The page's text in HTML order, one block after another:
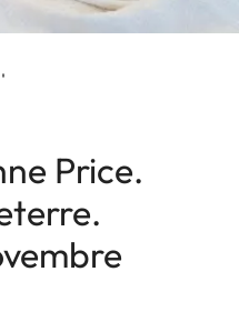
Price.